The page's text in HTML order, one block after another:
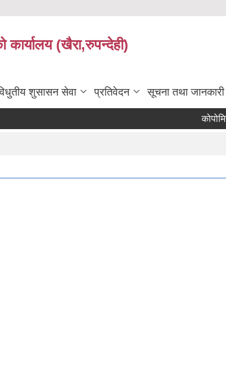
कार्यालय (खैरा,रुपन्देही)
शुसासन सेवा प्रतिवेदन सूचना तथा जानकारी